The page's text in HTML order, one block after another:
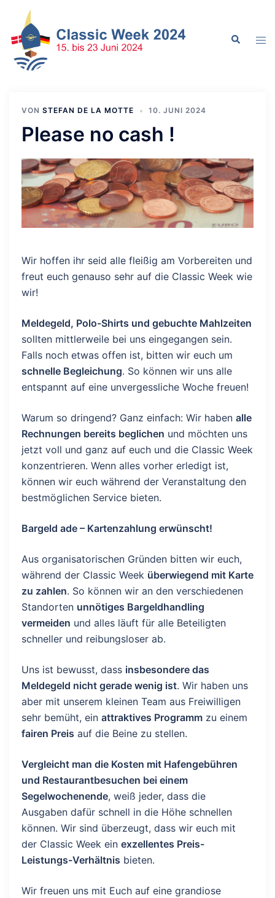
Inhalt
springen
Suche
VON STEFAN DE LA MOTTE 10. JUNI 2024
Please no cash !
Wir hoffen ihr seid alle fleißig am Vorbereiten und
freut euch genauso sehr auf die Classic Week wie
wir!
Meldegeld, Polo-Shirts und gebuchte Mahlzeiten
sollten mittlerweile bei uns eingegangen sein.
Falls noch etwas offen ist, bitten wir euch um
schnelle Begleichung. So können wir uns alle
entspannt auf eine unvergessliche Woche freuen!
Warum so dringend? Ganz einfach: Wir haben alle
Rechnungen bereits beglichen und möchten uns
jetzt voll und ganz auf euch und die Classic Week
konzentrieren. Wenn alles vorher erledigt ist,
können wir euch während der Veranstaltung den
bestmöglichen Service bieten.
Bargeld ade – Kartenzahlung erwünscht!
Aus organisatorischen Gründen bitten wir euch,
während der Classic Week überwiegend mit Karte
zu zahlen. So können wir an den verschiedenen
Standorten unnötiges Bargeldhandling
vermeiden und alles läuft für alle Beteiligten
schneller und reibungsloser ab.
Uns ist bewusst, dass insbesondere das
Meldegeld nicht gerade wenig ist. Wir haben uns
aber mit unserem kleinen Team aus Freiwilligen
sehr bemüht, ein attraktives Programm zu einem
fairen Preis auf die Beine zu stellen.
Vergleicht man die Kosten mit Hafengebühren
und Restaurantbesuchen bei einem
Segelwochenende, weiß jeder, dass die
Ausgaben dafür schnell in die Höhe schnellen
können. Wir sind überzeugt, dass wir euch mit
der Classic Week ein exzellentes Preis-
Leistungs-Verhältnis bieten.
Wir freuen uns mit Euch auf eine grandiose